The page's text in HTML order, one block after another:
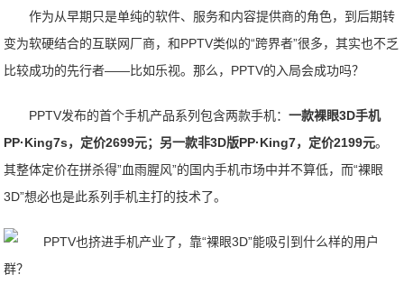
作为从早期只是单纯的软件、服务和内容提供商的角色，到后期转
变为软硬结合的互联网厂商，和PPTV类似的“跨界者”很多，其实也不乏
比较成功的先行者——比如乐视。那么，PPTV的入局会成功吗？
PPTV发布的首个手机产品系列包含两款手机：一款裸眼3D手机
PP·King7s，定价2699元；另一款非3D版PP·King7，定价2199元。
其整体定价在拼杀得”血雨腥风”的国内手机市场中并不算低，而“裸眼
3D”想必也是此系列手机主打的技术了。